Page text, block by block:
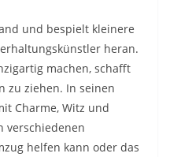
und bespielt kleinere
heran.
machen, schafft
zu ziehen. In seinen
Charme, Witz und
verschiedenen
helfen kann oder das